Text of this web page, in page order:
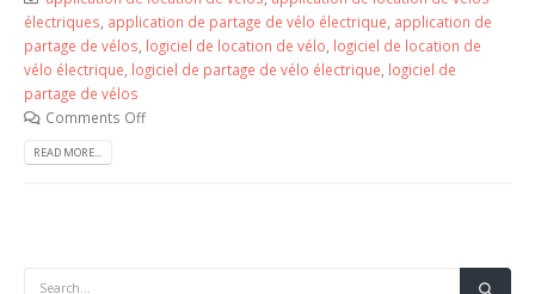
électriques, application de partage de vélo électrique, application de
partage de vélos, logiciel de location de vélo, logiciel de location de
vélo électrique, logiciel de partage de vélo électrique, logiciel de
partage de vélos
Comments Off
READ MORE...